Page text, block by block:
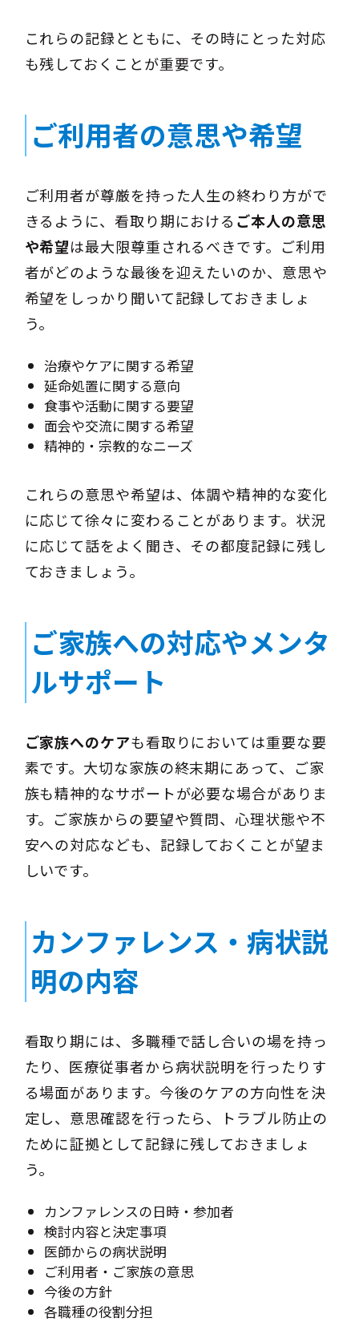
これらの記録とともに、その時にとった対応
も残しておくことが重要です。
ご利用者の意思や希望
ご利用者が尊厳を持った人生の終わり方がで
きるように、看取り期における ご本人の意思
や希望は最大限尊重されるべきです。ご利用
者がどのような最後を迎えたいのか、意思や
希望をしっかり聞いて記録しておきましょ
う。
治療やケアに関する希望
延命処置に関する意向
食事や活動に関する要望
面会や交流に関する希望
精神的・宗教的なニーズ
これらの意思や希望は、体調や精神的な変化
に応じて徐々に変わることがあります。状況
に応じて話をよく聞き、その都度記録に残し
ておきましょう。
ご家族への対応やメンタ
ルサポート
ご家族へのケアも看取りにおいては重要な要
素です。大切な家族の終末期にあって、ご家
族も精神的なサポートが必要な場合がありま
す。ご家族からの要望や質問、心理状態や不
安への対応なども、記録しておくことが望ま
しいです。
カンファレンス・病状説
明の内容
看取り期には、多職種で話し合いの場を持っ
たり、医療従事者から病状説明を行ったりす
る場面があります。今後のケアの方向性を決
定し、意思確認を行ったら、トラブル防止の
ために証拠として記録に残しておきましょ
う。
カンファレンスの日時・参加者
検討内容と決定事項
医師からの病状説明
ご利用者・ご家族の意思
今後の方針
各職種の役割分担